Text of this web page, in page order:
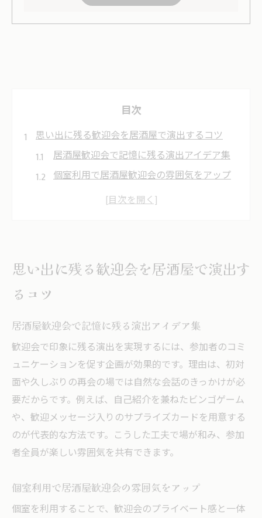
目次
思い出に残る歓迎会を居酒屋で演出するコツ
居酒屋歓迎会で記憶に残る演出アイデア集
個室利用で居酒屋歓迎会の雰囲気をアップ
歓送迎会で居酒屋を選ぶ際の注目ポイント
参加者全員が笑顔になる歓迎会演出術
幹事必見の居酒屋歓迎会企画術を徹底解説
幹事が知るべき居酒屋選びのコツと注意点
居酒屋歓迎会の進行を円滑にする工夫とは
参加者の満足度を高める居酒屋歓迎会演出
個室や貸切で叶う居酒屋歓迎会の魅力
居酒屋での歓迎会企画成功の実践アイデア
個室利用で快適な居酒屋歓迎会を叶える方法
個室のある居酒屋で歓迎会を快適に楽しむ
居酒屋個室利用で歓迎会のプライベート感
を強化
思い出に残る歓迎会を居酒屋で演出す
るコツ
居酒屋歓迎会で記憶に残る演出アイデア集
歓迎会で印象に残る演出を実現するには、参加者のコミ
ュニケーションを促す企画が効果的です。理由は、初対
面や久しぶりの再会の場では自然な会話のきっかけが必
要だからです。例えば、自己紹介を兼ねたビンゴゲーム
や、歓迎メッセージ入りのサプライズカードを用意する
のが代表的な方法です。こうした工夫で場が和み、参加
者全員が楽しい雰囲気を共有できます。
個室利用で居酒屋歓迎会の雰囲気をアップ
個室を利用することで、歓迎会のプライベート感と一体